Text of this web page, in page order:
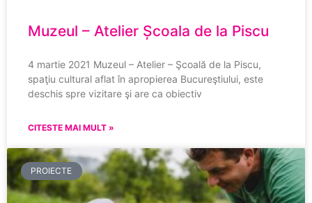
Muzeul – Atelier Școala de la Piscu
4 martie 2021 Muzeul – Atelier – Şcoală de la Piscu,
spaţiu cultural aflat în apropierea Bucureştiului, este
deschis spre vizitare şi are ca obiectiv
CITESTE MAI MULT »
PROIECTE